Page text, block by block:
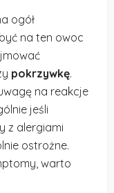
ogół
na ten owoc
pokrzywkę.
na reakcje
jeśli
z alergiami
ostrożne.
warto